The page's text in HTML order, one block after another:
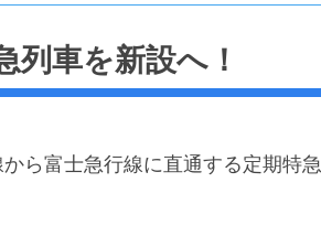
列車を新設へ！
ら富士急行線に直通する定期特急